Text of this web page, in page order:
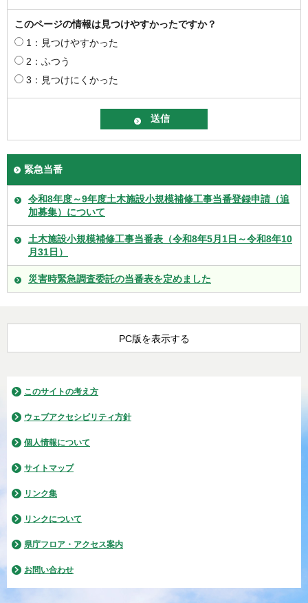
このページの情報は見つけやすかったですか？
1：見つけやすかった
2：ふつう
3：見つけにくかった
緊急当番
令和8年度～9年度土木施設小規模補修工事当番登録申請（追
加募集）について
土木施設小規模補修工事当番表（令和8年5月1日～令和8年10
月31日）
災害時緊急調査委託の当番表を定めました
PC版を表示する
このサイトの考え方
ウェブアクセシビリティ方針
個人情報について
サイトマップ
リンク集
リンクについて
県庁フロア・アクセス案内
お問い合わせ